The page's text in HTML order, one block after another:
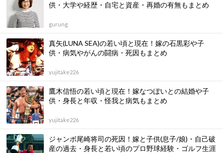
供・大学や経歴・自宅と資産・再婚の有無もまとめ
gurung
真矢(LUNA SEA)の若い頃と現在！嫁の石黒彩や子
供・病気やがんの闘病・死因もまとめ
yujitake226
鷹木信悟の若い頃と現在！嫁なつぽいとの結婚や子
供・身長と年収・怪我と病気もまとめ
yujitake226
ジャンボ尾崎将司の死因！嫁と子供(息子/娘)・自己破
産の過去・身長と若い頃のプロ野球経験・ゴルフ生涯